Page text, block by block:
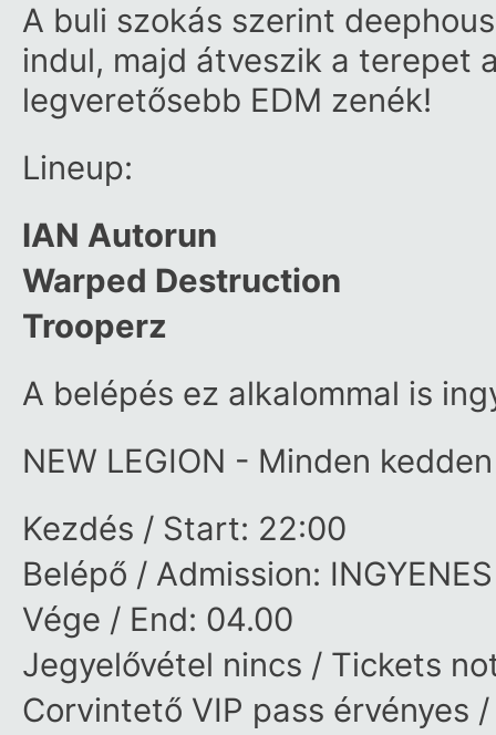
A buli szokás szerint
indul, majd átveszik a terepet
legveretősebb EDM zenék!
Lineup:
IAN Autorun
Warped Destruction
Trooperz
A belépés ez alkalommal is
NEW LEGION - Minden
Kezdés / Start: 22:00
Belépő / Admission:
Vége / End: 04.00
Jegyelővétel nincs / Tickets
Corvintető VIP pass érvényes